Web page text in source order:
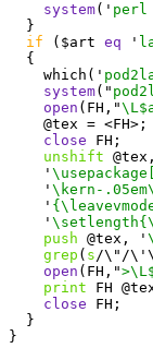
system(' perl
  }
if ($art eq '
  {
    which('
system("
open (FH,"
    @tex = <FH>;
close FH;
unshift
    '
    '
\kern-
    '
    '
push @tex, '
grep ( s/\"/
open (FH,"
print FH
close FH;
  }
}